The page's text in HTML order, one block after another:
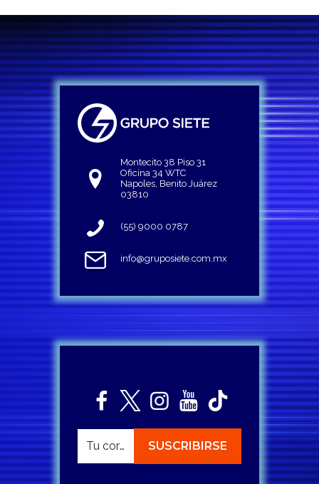
Montecito 38 Piso 31
Oficina 34 WTC
Napoles, Benito Juárez
03810
(55) 9000 0787
info@gruposiete.com.mx